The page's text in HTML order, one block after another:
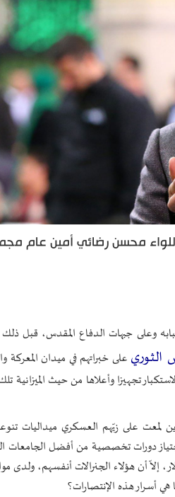
محسن رضائي أمين عام
وعلى جبهات الدفاع المقدس، قبل
الثوري على خبراتهم في ميدان المعركة
تجهيزا وأعلاها من حيث الميزانية
لمعت على زيّهم العسكري ميداليات
دورات تخصصية من أفضل الجامعات
إلاّ أن هؤلاء الجنرالات أنفسهم، ولدى
أسرار هذه الإنتصارات؟